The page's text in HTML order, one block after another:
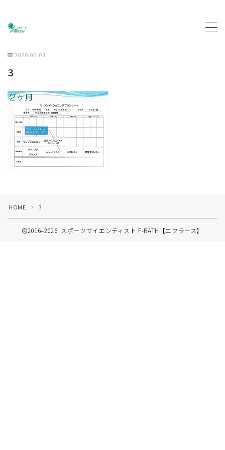
MENU
プロフィール
主な活動について
契約企業について
ブログ
2020.06.01
3
HOME ＞ 3
2016–2026 スポーツサイエンティスト F-RATH【エフラース】